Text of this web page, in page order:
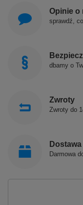
Opinie o
sprawdź,
dbamy o
Zwroty
Zwroty do
Dostawa
Darmowa